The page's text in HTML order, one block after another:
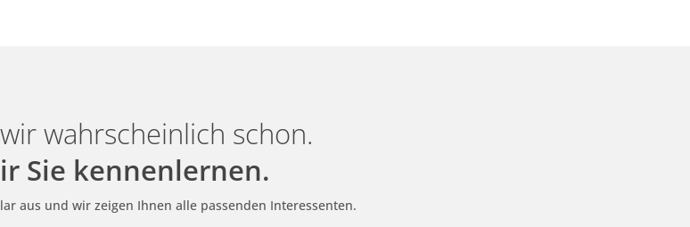
wahrscheinlich schon.
Sie kennenlernen.
aus und wir zeigen Ihnen alle passenden Interessenten.